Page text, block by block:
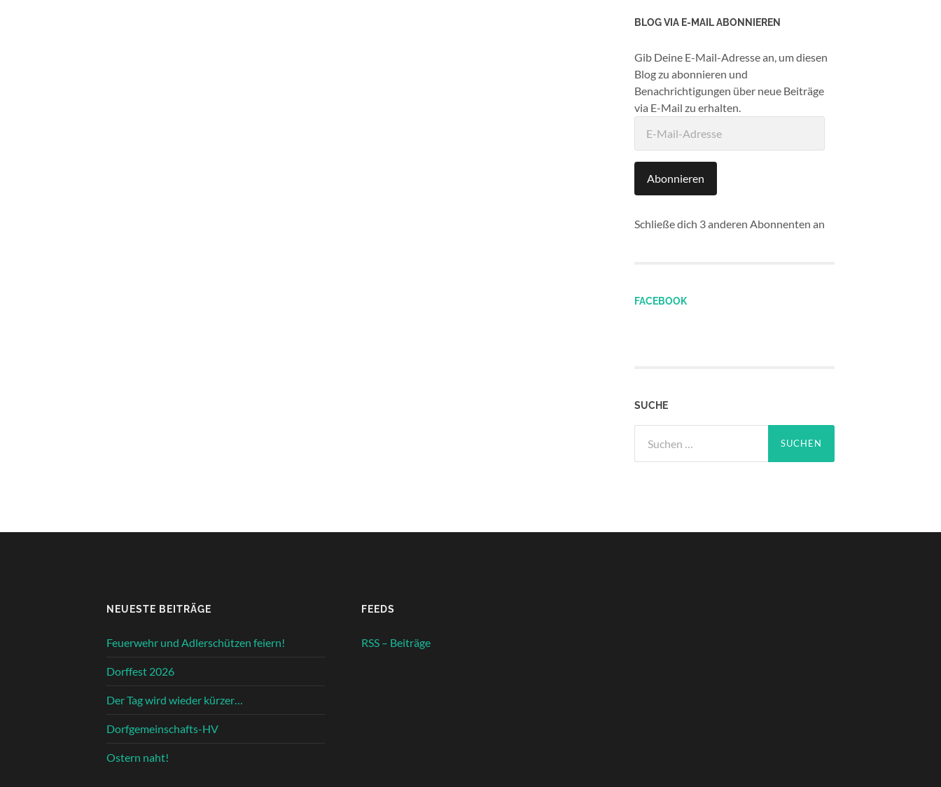
BLOG VIA E-MAIL ABONNIEREN
Gib Deine E-Mail-Adresse an, um diesen
Blog zu abonnieren und
Benachrichtigungen über neue Beiträge
via E-Mail zu erhalten.
Mail-
Abonnieren
Schließe dich 3 anderen Abonnenten an
FACEBOOK
SUCHE
nach:
NEUESTE BEITRÄGE
Feuerwehr und Adlerschützen feiern!
Dorffest 2026
Der Tag wird wieder kürzer…
Dorfgemeinschafts-HV
Ostern naht!
FEEDS
RSS – Beiträge